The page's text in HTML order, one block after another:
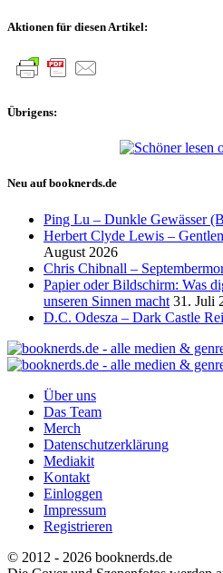
Aktionen für diesen Artikel:
Übrigens:
Neu auf booknerds.de
Ping Lu – Dunkle Gewässer
Herbert Clyde Lewis –
August 2026
Chris Chibnall –
Papier oder Bildschirm: Was
unseren Sinnen macht 31. Juli
D.C. Odesza – Dark Castle
Über uns
Das Team
Merch
Datenschutzerklärung
Mediakit
Kontakt
Einloggen
Impressum
Registrieren
© 2012 - 2026 booknerds.de